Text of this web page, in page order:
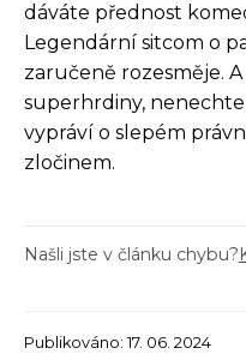
dáváte přednost
Legendární sitcom o
zaručeně rozesměje.
superhrdiny, nenechte
vypráví o slepém
zločinem.
Našli jste v článku chybu?
Publikováno: 17. 06. 2024